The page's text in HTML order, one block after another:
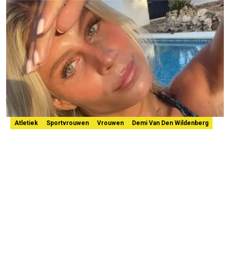
Atletiek Sportvrouwen Vrouwen Demi Van Den Wildenberg